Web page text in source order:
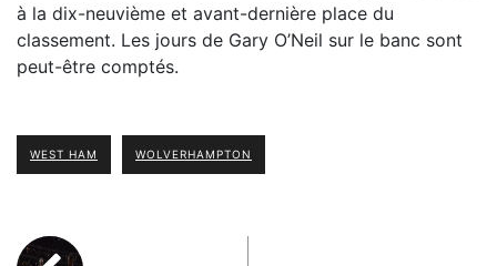
à la dix-neuvième et avant-dernière place du
classement. Les jours de Gary O’Neil sur le banc sont
peut-être comptés.
WEST HAM WOLVERHAMPTON